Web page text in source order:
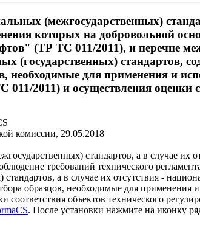
(межгосударственных)
которых на добровольной
(ТР ТС 011/2011), и перечне
(государственных)
необходимые для применения и
2011) и осуществления оценки
комиссии, 29.05.2018
стандартов, а в случае их
требований технического
а в случае их отсутствия -
образцов, необходимые для применения
объектов технического
. После установки нажмите на иконку